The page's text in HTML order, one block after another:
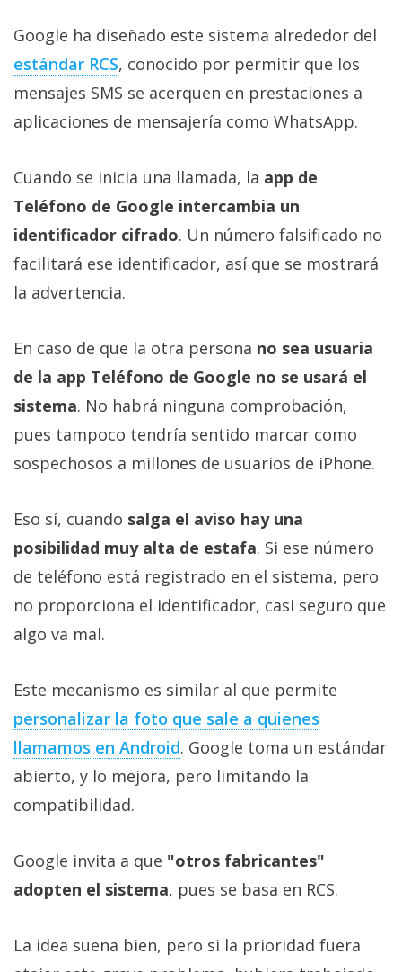
Google ha diseñado este sistema alrededor del
estándar RCS‎, conocido por permitir que los
mensajes SMS se acerquen en prestaciones a
aplicaciones de mensajería como WhatsApp.
Cuando se inicia una llamada, la app de
Teléfono de Google intercambia un
identificador cifrado. Un número falsificado no
facilitará ese identificador, así que se mostrará
la advertencia.
En caso de que la otra persona no sea usuaria
de la app Teléfono de Google no se usará el
sistema. No habrá ninguna comprobación,
pues tampoco tendría sentido marcar como
sospechosos a millones de usuarios de iPhone.
Eso sí, cuando salga el aviso hay una
posibilidad muy alta de estafa. Si ese número
de teléfono está registrado en el sistema, pero
no proporciona el identificador, casi seguro que
algo va mal.
Este mecanismo es similar al que permite
personalizar la foto que sale a quienes
llamamos en Android. Google toma un estándar
abierto, y lo mejora, pero limitando la
compatibilidad.
Google invita a que "otros fabricantes"
adopten el sistema, pues se basa en RCS.
La idea suena bien, pero si la prioridad fuera